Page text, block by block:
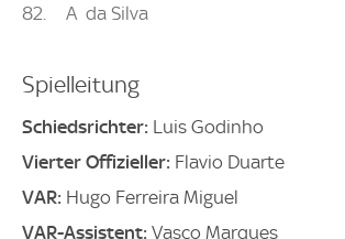
82 A da Silva
Spielleitung
Schiedsrichter: Luis Godinho
Vierter Offizieller: Flavio Duarte
VAR: Hugo Ferreira Miguel
VAR-Assistent: Vasco Marques